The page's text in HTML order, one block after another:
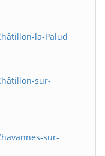
la-Palud
sur-
sur-